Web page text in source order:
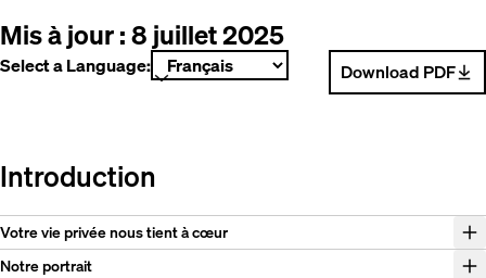
Mis à jour :8 juillet 2025
Select a Language: Download PDF
(Opens in new
Introduction
Votre vie privée nous tient à cœur
Notre portrait